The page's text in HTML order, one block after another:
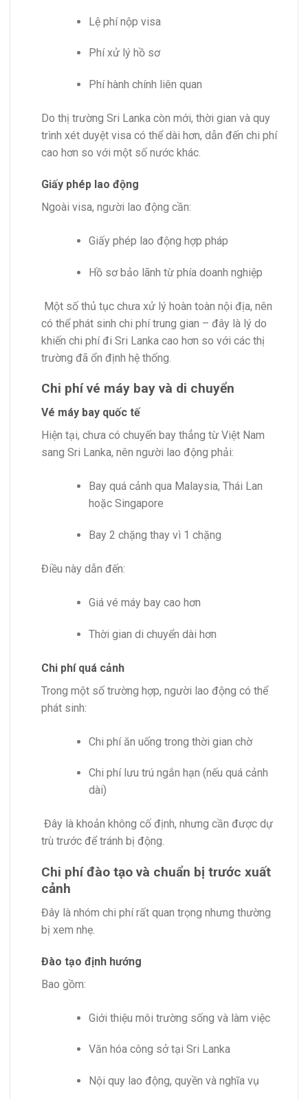
Lệ phí nộp visa
Phí xử lý hồ sơ
Phí hành chính liên quan
Do thị trường Sri Lanka còn mới, thời gian và quy
trình xét duyệt visa có thể dài hơn, dẫn đến chi phí
cao hơn so với một số nước khác.
Giấy phép lao động
Ngoài visa, người lao động cần:
Giấy phép lao động hợp pháp
Hồ sơ bảo lãnh từ phía doanh nghiệp
Một số thủ tục chưa xử lý hoàn toàn nội địa, nên
có thể phát sinh chi phí trung gian – đây là lý do
khiến chi phí đi Sri Lanka cao hơn so với các thị
trường đã ổn định hệ thống.
Chi phí vé máy bay và di chuyển
Vé máy bay quốc tế
Hiện tại, chưa có chuyến bay thẳng từ Việt Nam
sang Sri Lanka, nên người lao động phải:
Bay quá cảnh qua Malaysia, Thái Lan
hoặc Singapore
Bay 2 chặng thay vì 1 chặng
Điều này dẫn đến:
Giá vé máy bay cao hơn
Thời gian di chuyển dài hơn
Chi phí quá cảnh
Trong một số trường hợp, người lao động có thể
phát sinh:
Chi phí ăn uống trong thời gian chờ
Chi phí lưu trú ngắn hạn (nếu quá cảnh
dài)
Đây là khoản không cố định, nhưng cần được dự
trù trước để tránh bị động.
Chi phí đào tạo và chuẩn bị trước xuất
cảnh
Đây là nhóm chi phí rất quan trọng nhưng thường
bị xem nhẹ.
Đào tạo định hướng
Bao gồm:
Giới thiệu môi trường sống và làm việc
Văn hóa công sở tại Sri Lanka
Nội quy lao động, quyền và nghĩa vụ